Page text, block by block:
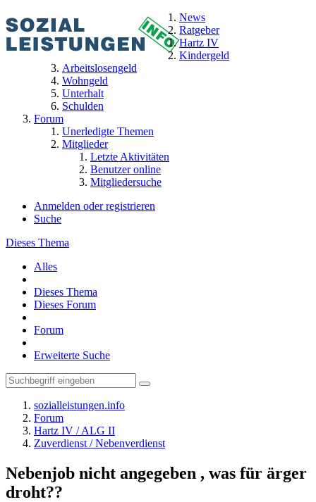
News
Ratgeber
Hartz IV
Kindergeld
Arbeitslosengeld
Wohngeld
Unterhalt
Schulden
Forum
Unerledigte Themen
Mitglieder
Letzte Aktivitäten
Benutzer online
Mitgliedersuche
Anmelden oder registrieren
Suche
Dieses Thema
Alles
Dieses Thema
Dieses Forum
Forum
Erweiterte Suche
sozialleistungen.info
Forum
Hartz IV / ALG II
Zuverdienst / Nebenverdienst
Nebenjob nicht angegeben , was für ärger
droht??